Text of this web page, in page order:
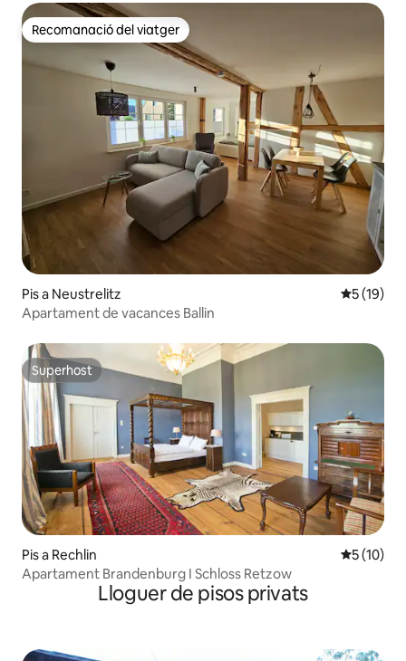
Recomanació del viatger
Recomanació del viatger
Pis a Neustrelitz 5 de
5 (19)
Apartament de vacances Ballin
Superhost
Superhost
Pis a Rechlin 5 de
5 (10)
Apartament Brandenburg I Schloss Retzow
Lloguer de pisos privats